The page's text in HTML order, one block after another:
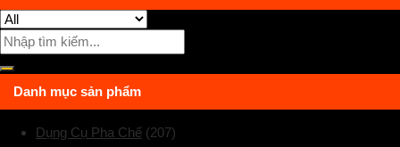
Danh mục sản phẩm
Dụng Cụ Pha Chế (207)